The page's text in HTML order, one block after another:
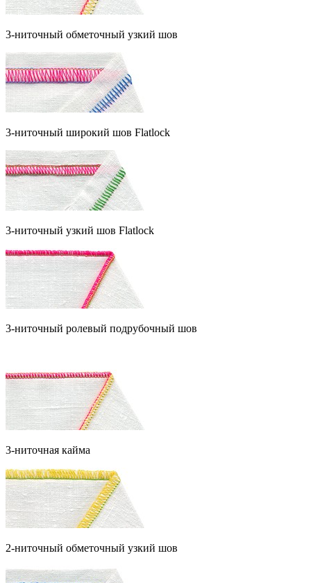
3-ниточный обметочный узкий шов
3-ниточный широкий шов Flatlock
3-ниточный узкий шов Flatlock
3-ниточный ролевый подрубочный шов
3-ниточная кайма
2-ниточный обметочный узкий шов